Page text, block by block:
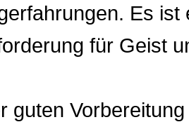
Es ist
für Geist
guten